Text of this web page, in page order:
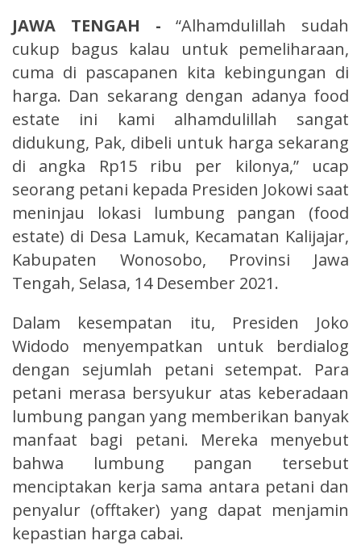
JAWA TENGAH -“Alhamdulillah sudah
cukup bagus kalau untuk pemeliharaan,
cuma di pascapanen kita kebingungan di
harga. Dan sekarang dengan adanya food
estate ini kami alhamdulillah sangat
didukung, Pak, dibeli untuk harga sekarang
di angka Rp15 ribu per kilonya,” ucap
seorang petani kepada Presiden Jokowi saat
meninjau lokasi lumbung pangan (food
estate) di Desa Lamuk, Kecamatan Kalijajar,
Kabupaten Wonosobo, Provinsi Jawa
Tengah, Selasa, 14 Desember 2021.
Dalam kesempatan itu, Presiden Joko
Widodo menyempatkan untuk berdialog
dengan sejumlah petani setempat. Para
petani merasa bersyukur atas keberadaan
lumbung pangan yang memberikan banyak
manfaat bagi petani. Mereka menyebut
bahwa lumbung pangan tersebut
menciptakan kerja sama antara petani dan
penyalur (offtaker) yang dapat menjamin
kepastian harga cabai.